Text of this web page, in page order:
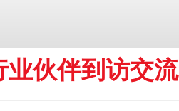
业伙伴到访交流